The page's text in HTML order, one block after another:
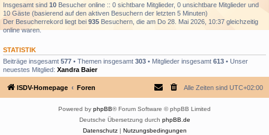
Insgesamt sind 10 Besucher online :: 0 sichtbare Mitglieder, 0 unsichtbare Mitglieder und
10 Gäste (basierend auf den aktiven Besuchern der letzten 5 Minuten)
Der Besucherrekord liegt bei 935 Besuchern, die am Do 28. Mai 2026, 10:37 gleichzeitig
online waren.
STATISTIK
Beiträge insgesamt 577 • Themen insgesamt 303 • Mitglieder insgesamt 613 • Unser
neuestes Mitglied: Xandra Baier
ISDV-Homepage Foren Alle Zeiten sind UTC+02:00
Powered by phpBB® Forum Software © phpBB Limited
Deutsche Übersetzung durch phpBB.de
Datenschutz| Nutzungsbedingungen